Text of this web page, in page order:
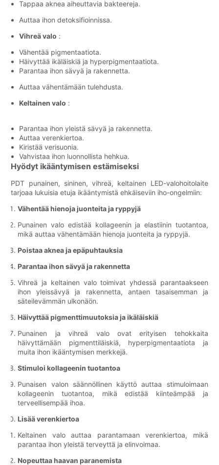
Tappaa aknea aiheuttavia bakteereja.
Auttaa ihon detoksifioinnissa.
Vihreä valo :
Vähentää pigmentaatiota.
Häivyttää ikäläiskiä ja hyperpigmentaatiota.
Parantaa ihon sävyä ja rakennetta.
Auttaa vähentämään tulehdusta.
Keltainen valo :
Parantaa ihon yleistä sävyä ja rakennetta.
Auttaa verenkiertoa.
Kiristää verisuonia.
Vahvistaa ihon luonnollista hehkua.
Hyödyt ikääntymisen estämiseksi
PDT punainen, sininen, vihreä, keltainen LED-valohoitolaite
tarjoaa lukuisia etuja ikääntymistä ehkäiseviin iho-ongelmiin:
Vähentää hienoja juonteita ja ryppyjä
Punainen valo edistää kollageenin ja elastiinin tuotantoa,
mikä auttaa vähentämään hienoja juonteita ja ryppyjä.
Poistaa aknea ja epäpuhtauksia
Parantaa ihon sävyä ja rakennetta
Vihreä ja keltainen valo toimivat yhdessä parantaakseen
ihon yleissävyä ja rakennetta, antaen tasaisemman ja
säteilevämmän ulkonäön.
Häivyttää pigmenttimuutoksia ja ikäläiskiä
Punainen ja vihreä valo ovat erityisen tehokkaita
häivyttämään pigmenttiläiskiä, ​​hyperpigmentaatiota ja
muita ihon ikääntymisen merkkejä.
Stimuloi kollageenin tuotantoa
Punaisen valon säännöllinen käyttö auttaa stimuloimaan
kollageenin tuotantoa, mikä edistää kiinteämpää ja
terveellisempää ihoa.
Lisää verenkiertoa
Keltainen valo auttaa parantamaan verenkiertoa, mikä
parantaa ihon yleistä terveyttä ja elinvoimaa.
Nopeuttaa haavan paranemista